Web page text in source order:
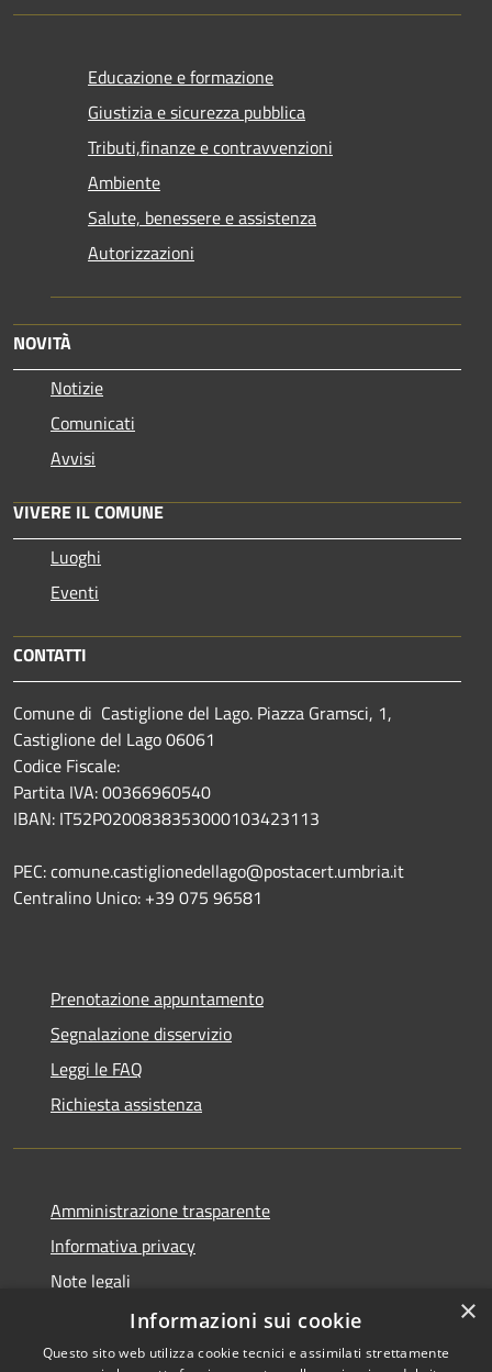
Educazione e formazione
Giustizia e sicurezza pubblica
Tributi,finanze e contravvenzioni
Ambiente
Salute, benessere e assistenza
Autorizzazioni
NOVITÀ
Notizie
Comunicati
Avvisi
VIVERE IL COMUNE
Luoghi
Eventi
CONTATTI
Comune di Castiglione del Lago. Piazza Gramsci, 1,
Castiglione del Lago 06061
Codice Fiscale:
Partita IVA: 00366960540
IBAN: IT52P0200838353000103423113
PEC: comune.castiglionedellago@postacert.umbria.it
Centralino Unico: +39 075 96581
Prenotazione appuntamento
Segnalazione disservizio
Leggi le FAQ
Richiesta assistenza
Amministrazione trasparente
Informativa privacy
Note legali
Dichiarazione di accessibilità
×
Informazioni sui cookie
Questo sito web utilizza cookie tecnici e assimilati strettamente